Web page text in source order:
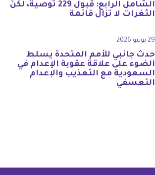
الشامل الرابع: قبول 229 توصية، لكن
الثغرات لا تزال قائمة
29 يونيو 2026
حدث جانبي للأمم المتحدة يسلط
الضوء على علاقة عقوبة الإعدام في
السعودية مع التعذيب والإعدام
التعسفي